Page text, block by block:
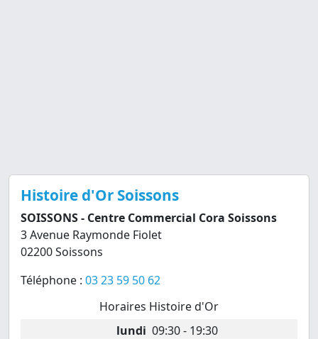
Histoire d'Or Soissons
SOISSONS - Centre Commercial Cora Soissons
3 Avenue Raymonde Fiolet
02200 Soissons
Téléphone : 03 23 59 50 62
Horaires Histoire d'Or
lundi 09:30 - 19:30